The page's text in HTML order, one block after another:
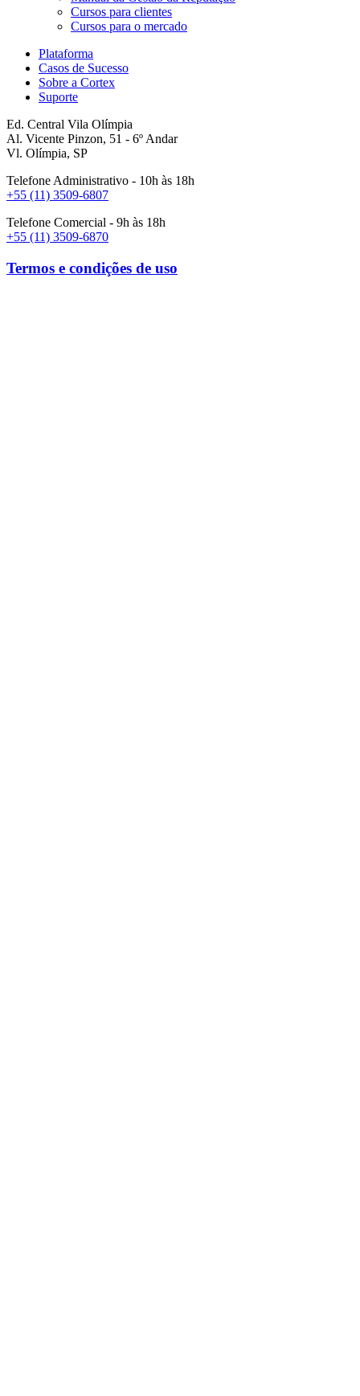
Cursos para clientes
Cursos para o mercado
Plataforma
Casos de Sucesso
Sobre a Cortex
Suporte
Ed. Central Vila Olímpia
Al. Vicente Pinzon, 51 - 6º Andar
Vl. Olímpia, SP
Telefone Administrativo - 10h às 18h
+55 (11) 3509-6807
Telefone Comercial - 9h às 18h
+55 (11) 3509-6870
Termos e condições de uso